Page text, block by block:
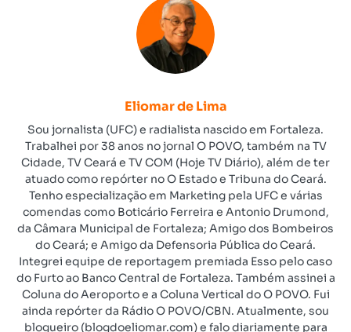
Eliomar de Lima
Sou jornalista (UFC) e radialista nascido em Fortaleza.
Trabalhei por 38 anos no jornal O POVO, também na TV
Cidade, TV Ceará e TV COM (Hoje TV Diário), além de ter
atuado como repórter no O Estado e Tribuna do Ceará.
Tenho especialização em Marketing pela UFC e várias
comendas como Boticário Ferreira e Antonio Drumond,
da Câmara Municipal de Fortaleza; Amigo dos Bombeiros
do Ceará; e Amigo da Defensoria Pública do Ceará.
Integrei equipe de reportagem premiada Esso pelo caso
do Furto ao Banco Central de Fortaleza. Também assinei a
Coluna do Aeroporto e a Coluna Vertical do O POVO. Fui
ainda repórter da Rádio O POVO/CBN. Atualmente, sou
blogueiro (blogdoeliomar.com) e falo diariamente para